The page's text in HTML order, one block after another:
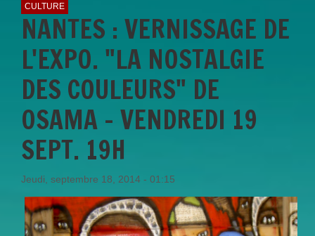
CULTURE
NANTES : VERNISSAGE DE
L'EXPO. "LA NOSTALGIE
DES COULEURS" DE
OSAMA - VENDREDI 19
SEPT. 19H
Jeudi, septembre 18, 2014 - 01:15